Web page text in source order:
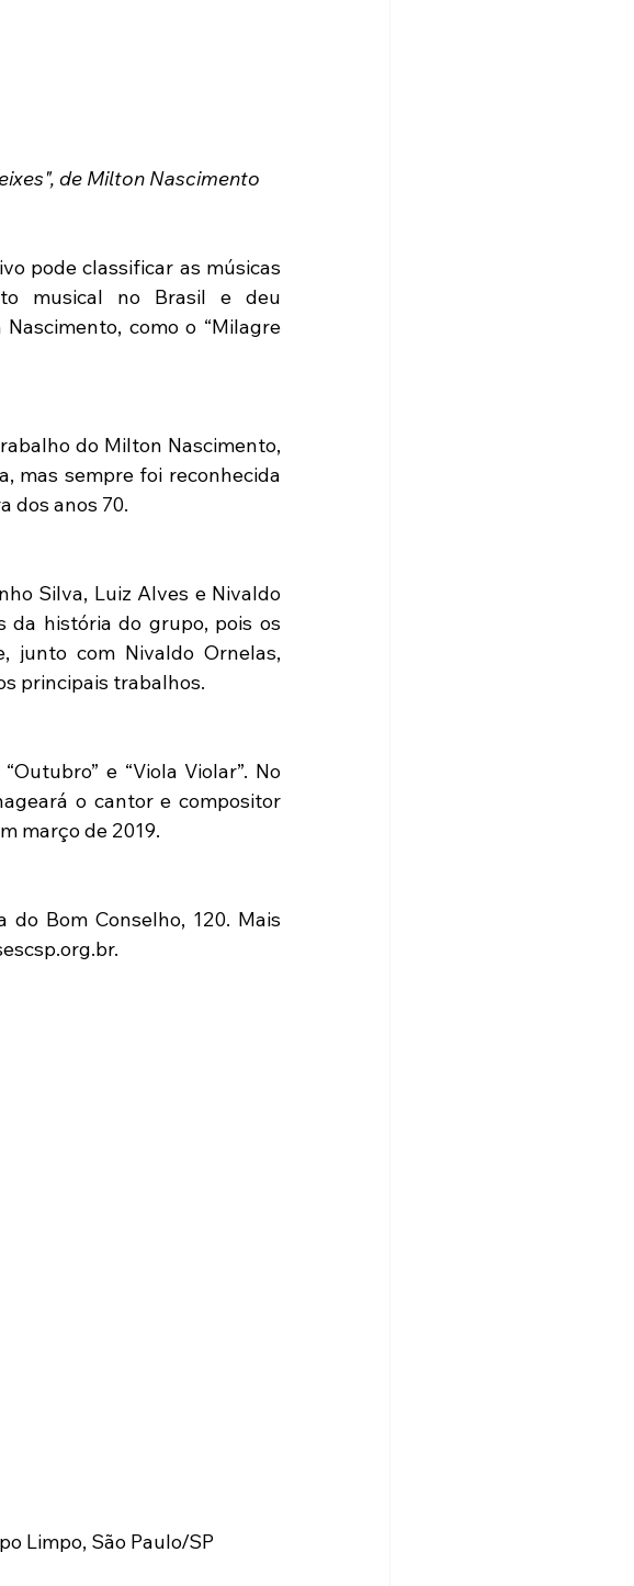
de Milton Nascimento
pode classificar as músicas
musical no Brasil e deu
como o “Milagre
do Milton Nascimento,
mas sempre foi reconhecida
dos anos 70.
Silva, Luiz Alves e Nivaldo
da história do grupo, pois os
junto com Nivaldo Ornelas,
principais trabalhos.
e “Viola Violar”. No
o cantor e compositor
março de 2019.
do Bom Conselho, 120. Mais
Limpo, São Paulo/SP